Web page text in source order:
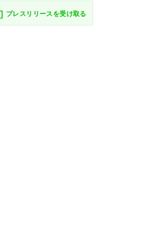
プレスリリースを受け取る